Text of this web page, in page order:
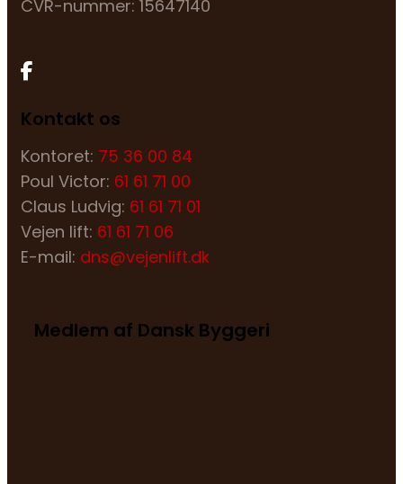
CVR-nummer: 15647140
Kontakt os
Kontoret: 75 36 00 84
Poul Victor: 61 61 71 00
Claus Ludvig: 61 61 71 01
Vejen lift: 61 61 71 06
E-mail: dns@vejenlift.dk
Medlem af Dansk Byggeri